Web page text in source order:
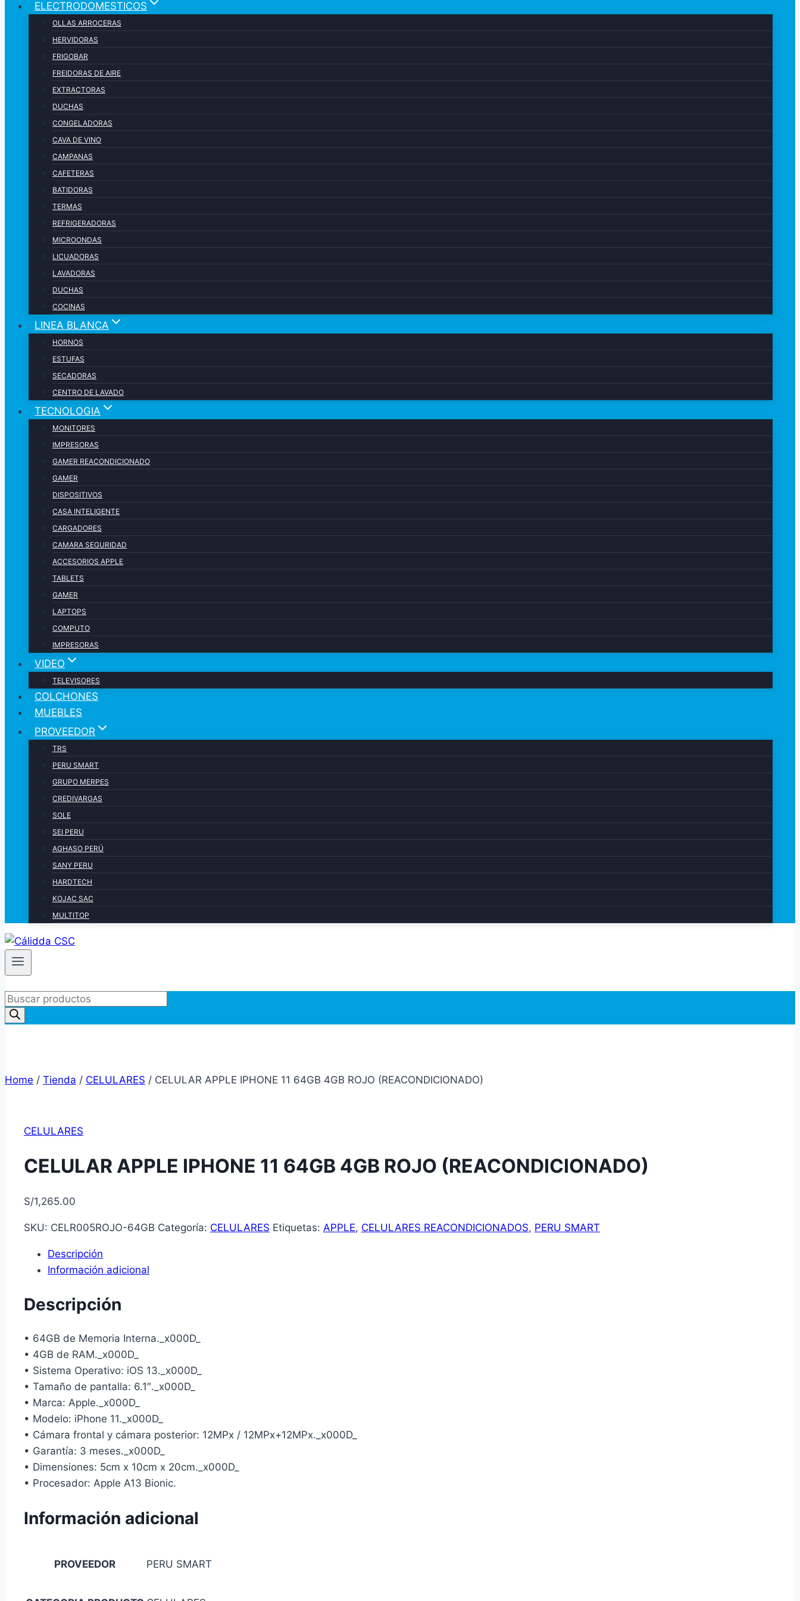
ELECTRODOMESTICOS
OLLAS ARROCERAS
HERVIDORAS
FRIGOBAR
FREIDORAS DE AIRE
EXTRACTORAS
DUCHAS
CONGELADORAS
CAVA DE VINO
CAMPANAS
CAFETERAS
BATIDORAS
TERMAS
REFRIGERADORAS
MICROONDAS
LICUADORAS
LAVADORAS
DUCHAS
COCINAS
LINEA BLANCA
HORNOS
ESTUFAS
SECADORAS
CENTRO DE LAVADO
TECNOLOGIA
MONITORES
IMPRESORAS
GAMER REACONDICIONADO
GAMER
DISPOSITIVOS
CASA INTELIGENTE
CARGADORES
CAMARA SEGURIDAD
ACCESORIOS APPLE
TABLETS
GAMER
LAPTOPS
COMPUTO
IMPRESORAS
VIDEO
TELEVISORES
COLCHONES
MUEBLES
PROVEEDOR
TRS
PERU SMART
GRUPO MERPES
CREDIVARGAS
SOLE
SEI PERU
AGHASO PERÚ
SANY PERU
HARDTECH
KOJAC SAC
MULTITOP
Products
search
Home / Tienda / CELULARES / CELULAR APPLE IPHONE 11 64GB 4GB ROJO (REACONDICIONADO)
CELULARES
CELULAR APPLE IPHONE 11 64GB 4GB ROJO (REACONDICIONADO)
S/1,265.00
SKU: CELR005ROJO-64GB Categoría: CELULARES Etiquetas: APPLE, CELULARES REACONDICIONADOS, PERU SMART
Descripción
Información adicional
Descripción
• 64GB de Memoria Interna._x000D_
• 4GB de RAM._x000D_
• Sistema Operativo: iOS 13._x000D_
• Tamaño de pantalla: 6.1″._x000D_
• Marca: Apple._x000D_
• Modelo: iPhone 11._x000D_
• Cámara frontal y cámara posterior: 12MPx / 12MPx+12MPx._x000D_
• Garantía: 3 meses._x000D_
• Dimensiones: 5cm x 10cm x 20cm._x000D_
• Procesador: Apple A13 Bionic.
Información adicional
PROVEEDOR PERU SMART